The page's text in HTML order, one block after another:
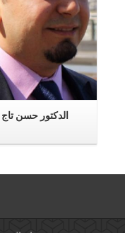
الدكتور حسن تاج